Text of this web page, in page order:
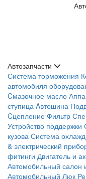
Автозапчасти
Система торможения
автомобиля
Cмазочное масло
ступица Aвтошина
Cцепление Фильтр
Устройство поддержки
кузова Система
& электрический
фитинги Двигатель и
Автомобильный салон
Автомобильный Люк